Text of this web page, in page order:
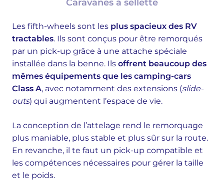
Caravanes à sellette
Les fifth-wheels sont les plus spacieux des RV
tractables. Ils sont conçus pour être remorqués
par un pick-up grâce à une attache spéciale
installée dans la benne. Ils offrent beaucoup des
mêmes équipements que les camping-cars
Class A, avec notamment des extensions (slide-
outs) qui augmentent l’espace de vie.
La conception de l’attelage rend le remorquage
plus maniable, plus stable et plus sûr sur la route.
En revanche, il te faut un pick-up compatible et
les compétences nécessaires pour gérer la taille
et le poids.